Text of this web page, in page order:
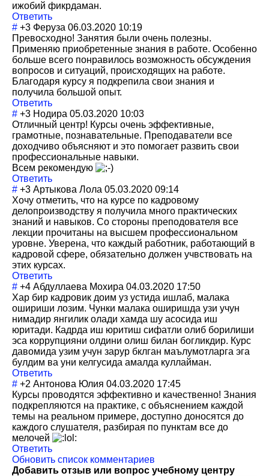
ижобий фикрдаман.
Ответить
# +3 Феруза 06.03.2020 10:19
Превосходно! Занятия были очень полезны.
Применяю приобретенные знания в работе. Особенно
больше всего понравилось возможность обсуждения
вопросов и ситуаций, происходящих на работе.
Благодаря курсу я подкрепила свои знания и
получила большой опыт.
Ответить
# +3 Нодира 05.03.2020 10:03
Отличный центр! Курсы очень эффективные,
грамотные, познавательные. Преподаватели все
доходчиво объясняют и это помогает развить свои
профессиональные навыки.
Всем рекомендую
Ответить
# +3 Артыкова Лола 05.03.2020 09:14
Хочу отметить, что на курсе по кадровому
делопроизводству я получила много практических
знаний и навыков. Со стороны преподователя все
лекции прочитаны на высшем профессиональном
уровне. Уверена, что каждый работник, работающий в
кадровой сфере, обязательно должен учвствовать на
этих курсах.
Ответить
# +4 Абдуллаева Мохира 04.03.2020 17:50
Хар бир кадровик доим уз устида ишлаб, малака
ошириши лозим. Чунки малака оширишда узи учун
нимадир янгилик олади хамда шу асосида иш
юритади. Кадрда иш юритиш сифатли олиб борилиши
эса коррупцияни олдини олиш билан богликдир. Курс
давомида узим учун зарур бклган маълумотларга эга
булдим ва уни келгусида амалда куллайман.
Ответить
# +2 Антонова Юлия 04.03.2020 17:45
Курсы проводятся эффективно и качественно! Знания
подкрепляются на практике, с объяснением каждой
темы на реальном примере, доступно доносятся до
каждого слушателя, разбирая по пунктам все до
мелочей
Ответить
Обновить список комментариев
Добавить отзыв или вопрос учебному центру